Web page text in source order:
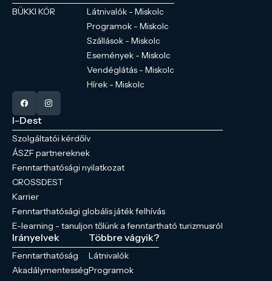
BÜKKI KÖR
Látnivalók - Miskolc
Programok - Miskolc
Szállások - Miskolc
Események - Miskolc
Vendéglátás - Miskolc
Hírek - Miskolc
I-Dest
Szolgáltatói kérdőív
ÁSZF partnereknek
Fenntarthatósági nyilatkozat
CROSSDEST
Karrier
Fenntarthatósági globális játék felhívás
E-learning - tanuljon tőlünk a fenntartható turizmusról
Irányelvek
Fenntarthatóság
Akadálymentesség
Többre vágyik?
Látnivalók
Programok